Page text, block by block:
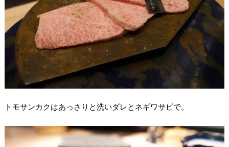
トモサンカクはあっさりと洗いダレとネギワサビで。